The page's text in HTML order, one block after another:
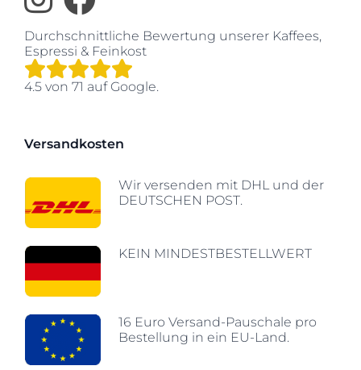
Durchschnittliche Bewertung unserer Kaffees,
Espressi & Feinkost
4.5 von 71 auf Google.
Versandkosten
Wir versenden mit DHL und der
DEUTSCHEN POST.
KEIN MINDESTBESTELLWERT
16 Euro Versand-Pauschale pro
Bestellung in ein EU-Land.